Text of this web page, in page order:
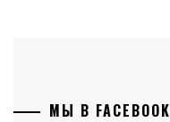
МЫ В FACEBOOK